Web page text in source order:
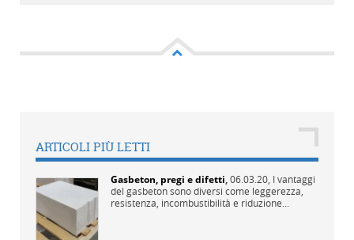
ARTICOLI PIÙ LETTI
Gasbeton, pregi e difetti,06.03.20, I vantaggi
del gasbeton sono diversi come leggerezza,
resistenza, incombustibilità e riduzione...